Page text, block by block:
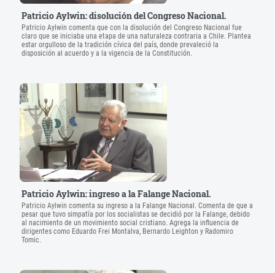
Patricio Aylwin: disolución del Congreso Nacional.
Patricio Aylwin comenta que con la disolución del Congreso Nacional fue
claro que se iniciaba una etapa de una naturaleza contraria a Chile. Plantea
estar orgulloso de la tradición cívica del país, donde prevaleció la
disposición al acuerdo y a la vigencia de la Constitución.
Patricio Aylwin: ingreso a la Falange Nacional.
Patricio Aylwin comenta su ingreso a la Falange Nacional. Comenta de que a
pesar que tuvo simpatía por los socialistas se decidió por la Falange, debido
al nacimiento de un movimiento social cristiano. Agrega la influencia de
dirigentes como Eduardo Frei Montalva, Bernardo Leighton y Radomiro
Tomic.